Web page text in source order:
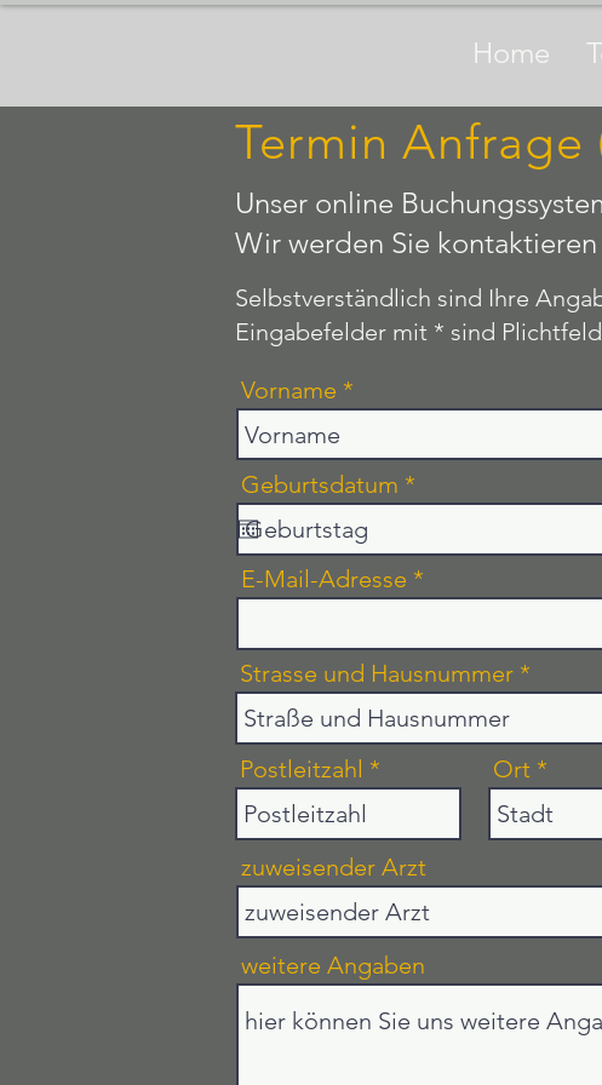
Home
Termin Anfrage
Unser online
Wir werden Sie
Selbstverständlich sind Ihre
Eingabefelder mit * sind
Vorname
Geburtsdatum *
e
u
i
r
d
E-Mail-Adresse
Strasse und Hausnummer
Postleitzahl Ort
zuweisender Arzt
weitere Angaben